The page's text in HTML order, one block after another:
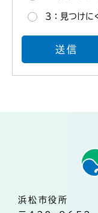
3：見つけに
浜松市役所